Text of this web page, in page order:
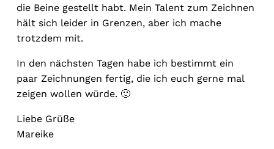
die Beine gestellt habt. Mein Talent zum Zeichnen
hält sich leider in Grenzen, aber ich mache
trotzdem mit.
In den nächsten Tagen habe ich bestimmt ein
paar Zeichnungen fertig, die ich euch gerne mal
zeigen wollen würde. 🙂
Liebe Grüße
Mareike